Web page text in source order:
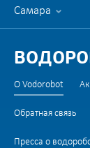
Самара
О Vodorobot
Обратная связь
Пресса о